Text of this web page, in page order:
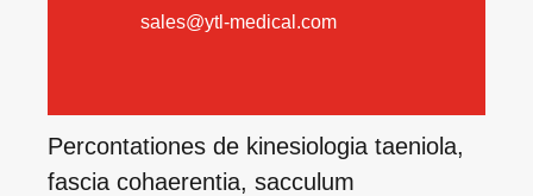
sales@ytl-medical.com
Percontationes de kinesiologia taeniola,
fascia cohaerentia, sacculum